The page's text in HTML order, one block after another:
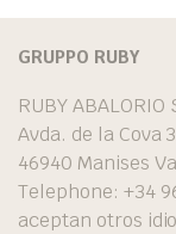
GRUPPO RUBY
RUBY ABALORIO
Avda. de la Cova
46940 Manises
Telephone: +34
aceptan otros